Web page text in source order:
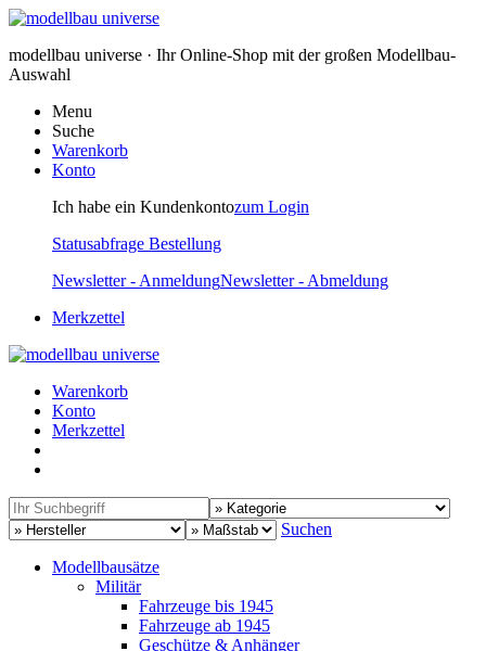
modellbau universe · Ihr Online-Shop mit der großen Modellbau-
Auswahl
Menu
Suche
Warenkorb
Konto
Ich habe ein Kundenkontozum Login
Statusabfrage Bestellung
Newsletter - AnmeldungNewsletter - Abmeldung
Merkzettel
Warenkorb
Konto
Merkzettel
Suchen
Modellbausätze
Militär
Fahrzeuge bis 1945
Fahrzeuge ab 1945
Geschütze & Anhänger